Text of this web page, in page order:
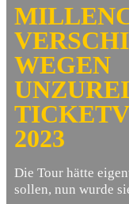
WEGEN
2023
Die Tour hätte
sollen, nun wurde